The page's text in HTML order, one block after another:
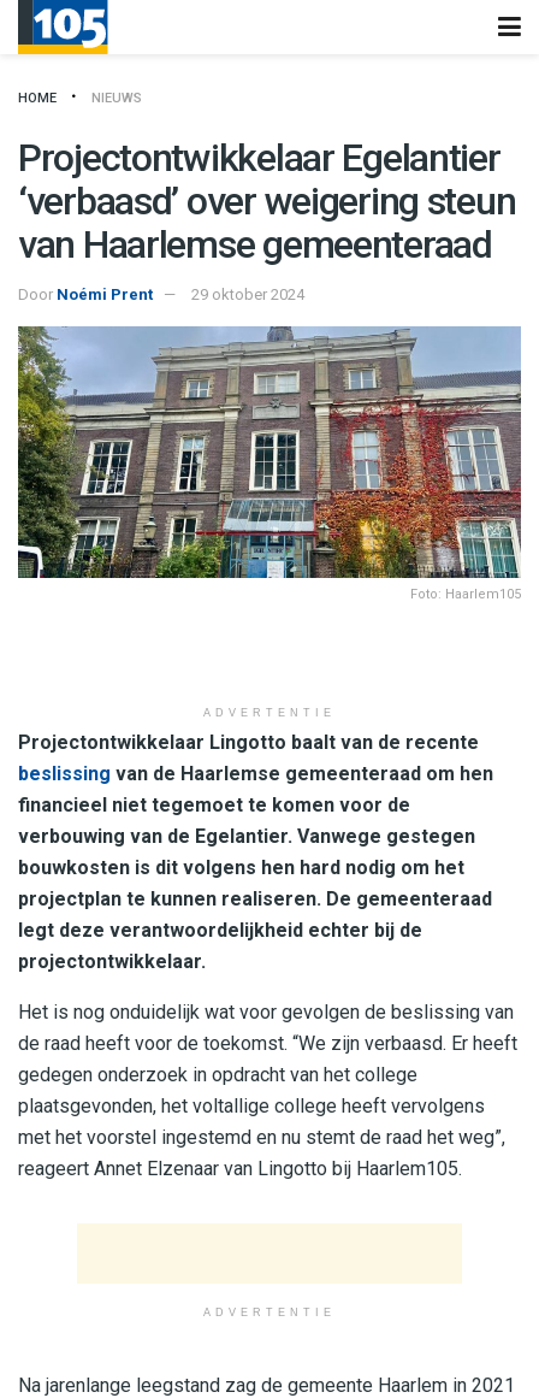
HOME NIEUWS
Projectontwikkelaar Egelantier
‘verbaasd’ over weigering steun
van Haarlemse gemeenteraad
Door Noémi Prent 29 oktober 2024
Foto: Haarlem105
ADVERTENTIE
Projectontwikkelaar Lingotto baalt van de recente
beslissing van de Haarlemse gemeenteraad om hen
financieel niet tegemoet te komen voor de
verbouwing van de Egelantier. Vanwege gestegen
bouwkosten is dit volgens hen hard nodig om het
projectplan te kunnen realiseren. De gemeenteraad
legt deze verantwoordelijkheid echter bij de
projectontwikkelaar.
Het is nog onduidelijk wat voor gevolgen de beslissing van
de raad heeft voor de toekomst. “We zijn verbaasd. Er heeft
gedegen onderzoek in opdracht van het college
plaatsgevonden, het voltallige college heeft vervolgens
met het voorstel ingestemd en nu stemt de raad het weg”,
reageert Annet Elzenaar van Lingotto bij Haarlem105.
ADVERTENTIE
Na jarenlange leegstand zag de gemeente Haarlem in 2021